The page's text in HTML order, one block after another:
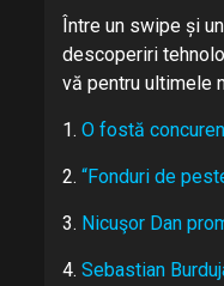
Între un swipe și
descoperiri
vă pentru ultimele
1. O fostă
2. “Fonduri de
3. Nicuşor Dan
4. Sebastian